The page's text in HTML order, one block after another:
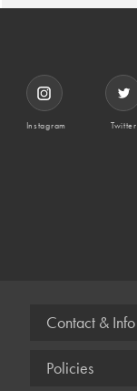
Instagram Twitter
Contact & Info
Policies